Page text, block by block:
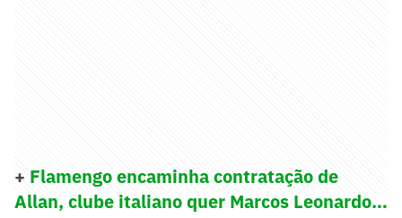
+ Flamengo encaminha contratação de
Allan, clube italiano quer Marcos Leonardo…